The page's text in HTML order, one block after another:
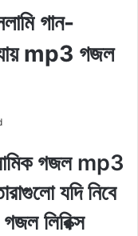
গান-
যায় mp3 গজল
গজল mp3
যদি নিবে
লিরিক্স